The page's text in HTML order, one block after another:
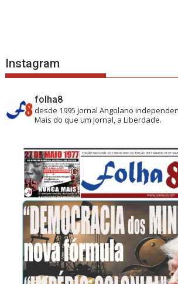
Instagram
folha8
desde 1995 Jornal Angolano
Mais do que um Jornal, a Liberdade.